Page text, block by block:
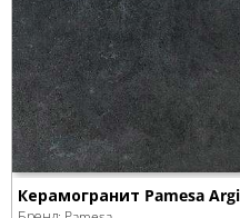
Керамогранит Pamesa